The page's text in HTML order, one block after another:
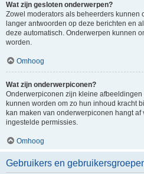
Wat zijn gesloten onderwerpen?
Zowel moderators als beheerders kunnen
langer antwoorden op deze berichten en
deze automatisch. Onderwerpen kunnen
worden.
Omhoog
Wat zijn onderwerpiconen?
Onderwerpiconen zijn kleine
kunnen worden om zo hun inhoud kracht
kan maken van onderwerpiconen hangt
ingestelde permissies.
Omhoog
Gebruikers en